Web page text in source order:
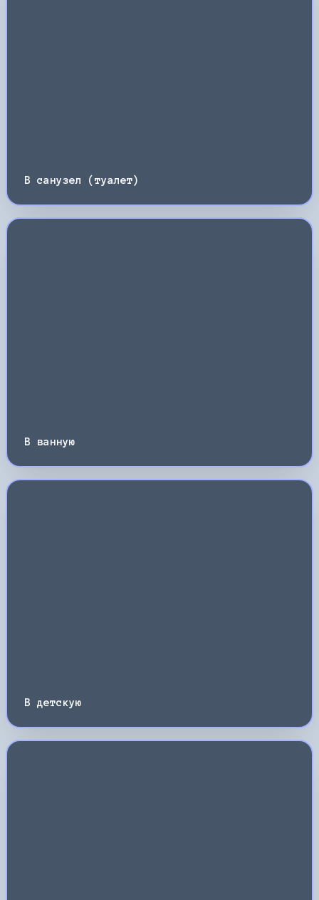
В санузел (туалет)
В ванную
В детскую